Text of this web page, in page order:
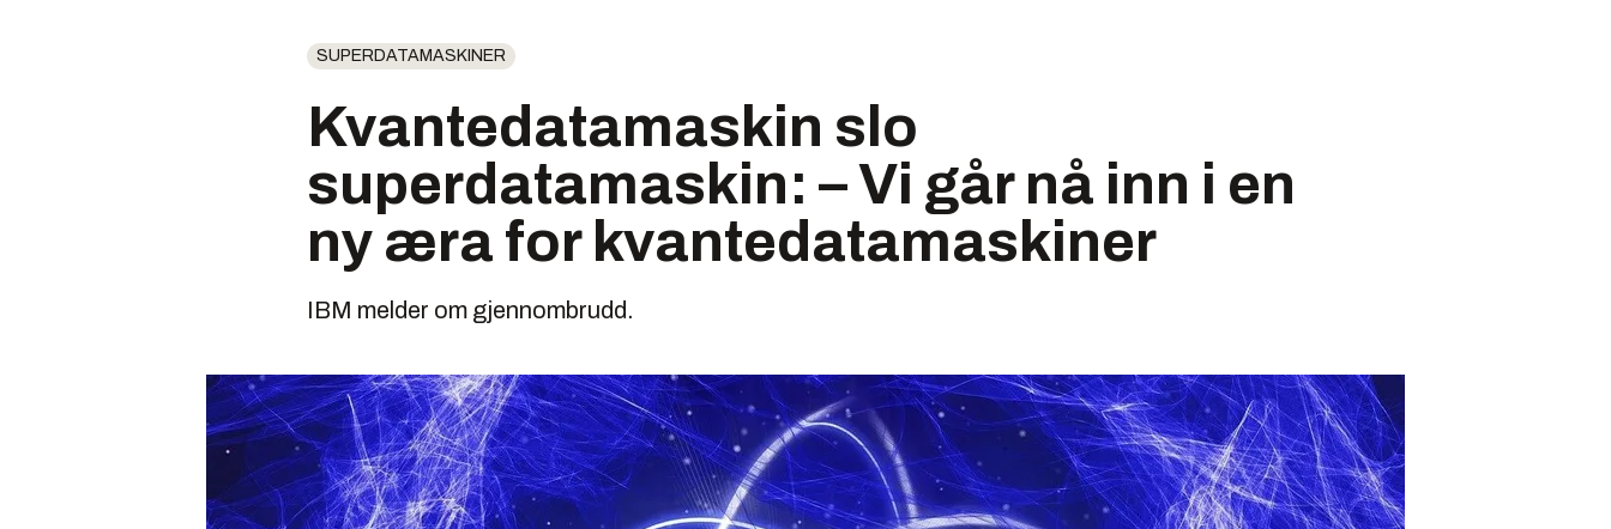
SUPERDATAMASKINER
Kvantedatamaskin slo
superdatamaskin: – Vi går nå inn i en
ny æra for kvantedatamaskiner
IBM melder om gjennombrudd.